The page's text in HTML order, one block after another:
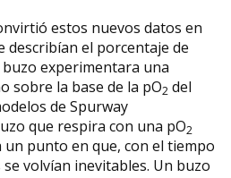
estos nuevos datos en
describían el porcentaje de
experimentara una
sobre la base de la pO2 del
de Spurway
que respira con una pO2
punto en que, con el tiempo
volvían inevitables. Un buzo